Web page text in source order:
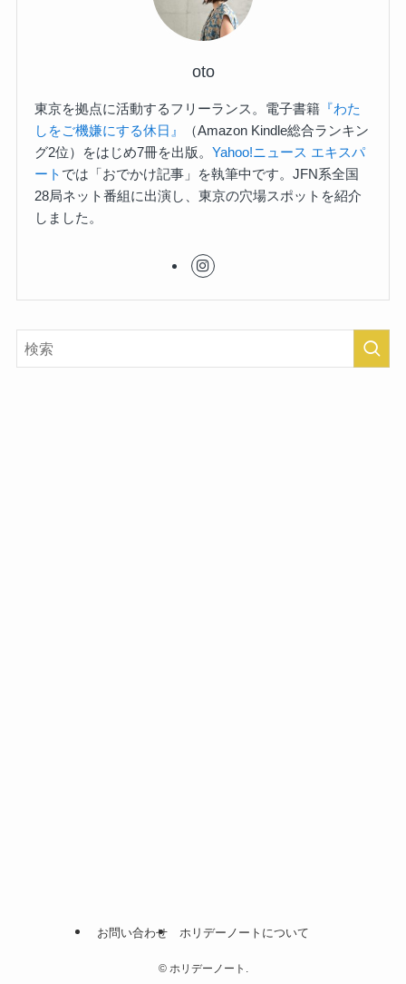
oto
東京を拠点に活動するフリーランス。電子書籍 『わた
しをご機嫌にする休日』
（Amazon Kindle総合ランキン
グ2位）をはじめ7冊を出版。Yahoo!ニュース エキスパ
ート では「おでかけ記事」を執筆中です。JFN系全国
28局ネット番組に出演し、東京の穴場スポットを紹介
しました。
お問い合わせ ホリデーノートについて
©ホリデーノート.